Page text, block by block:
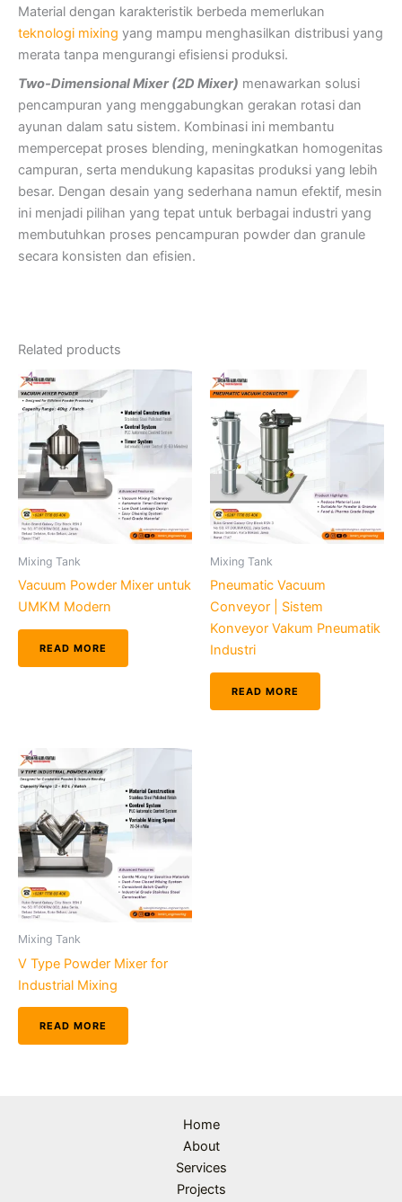
Material dengan karakteristik berbeda memerlukan
teknologi mixing yang mampu menghasilkan distribusi yang
merata tanpa mengurangi efisiensi produksi.
Two-Dimensional Mixer (2D Mixer) menawarkan solusi
pencampuran yang menggabungkan gerakan rotasi dan
ayunan dalam satu sistem. Kombinasi ini membantu
mempercepat proses blending, meningkatkan homogenitas
campuran, serta mendukung kapasitas produksi yang lebih
besar. Dengan desain yang sederhana namun efektif, mesin
ini menjadi pilihan yang tepat untuk berbagai industri yang
membutuhkan proses pencampuran powder dan granule
secara konsisten dan efisien.
Related products
Mixing Tank
Vacuum Powder Mixer untuk
UMKM Modern
READ MORE
Mixing Tank
Pneumatic Vacuum
Conveyor | Sistem
Konveyor Vakum Pneumatik
Industri
READ MORE
Mixing Tank
V Type Powder Mixer for
Industrial Mixing
READ MORE
Home
About
Services
Projects